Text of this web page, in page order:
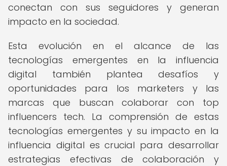
conectan con sus seguidores y generan
impacto en la sociedad.
Esta evolución en el alcance de las
tecnologías emergentes en la influencia
digital también plantea desafíos y
oportunidades para los marketers y las
marcas que buscan colaborar con top
influencers tech. La comprensión de estas
tecnologías emergentes y su impacto en la
influencia digital es crucial para desarrollar
estrategias efectivas de colaboración y